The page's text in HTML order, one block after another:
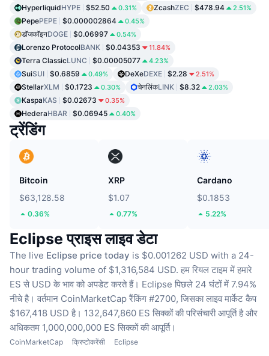
HyperliquidHYPE $52.50 0.31% ZcashZEC $478.94 2.51%
PepePEPE $0.000002864 0.45%
डॉजकॉइनDOGE $0.06997 0.54%
Lorenzo ProtocolBANK $0.04353 11.84%
Terra ClassicLUNC $0.00005077 4.23%
SuiSUI $0.6859 0.49% DeXeDEXE $2.28 2.51%
StellarXLM $0.1723 0.30% चेनलिंकLINK $8.32 2.03%
KaspaKAS $0.02673 0.35%
HederaHBAR $0.06945 0.40%
ट्रेंडिंग
Bitcoin
$63,128.58
0.36%
XRP
$1.07
0.77%
Cardano
$0.1853
5.22%
Eclipse प्राइस लाइव डेटा
The live Eclipse price today is $0.001262 USD with a 24-
hour trading volume of $1,316,584 USD. हम रियल टाइम में हमारे
ES से USD के भाव को अपडेट करते हैं। Eclipse पिछले 24 घंटों में 7.94%
नीचे है। वर्तमान CoinMarketCap रैंकिंग #2700, जिसका लाइव मार्केट कैप
$167,418 USD है। 132,647,860 ES सिक्कों की परिसंचारी आपूर्ति है और
अधिकतम 1,000,000,000 ES सिक्कों की आपूर्ति।
CoinMarketCap क्रिप्टोकरेंसी Eclipse